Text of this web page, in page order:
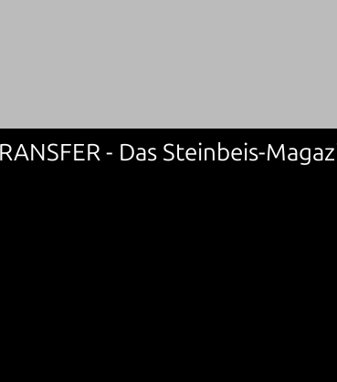
- Das Steinbeis-